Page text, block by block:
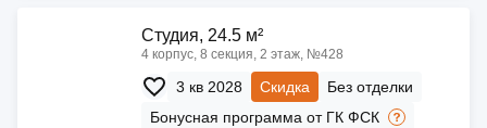
Cтудия, 24.5 м²
4 корпус, 8 секция, 2 этаж, №428
3 кв 2028 Скидка
Без отделки
Бонусная программа от ГК ФСК